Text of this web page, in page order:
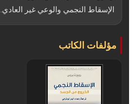
الإسقاط النجمي والوعي غير العادي.
مؤلفات الكاتب